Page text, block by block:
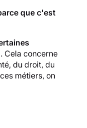
que c'est
. Cela concerne
du droit, du
métiers, on